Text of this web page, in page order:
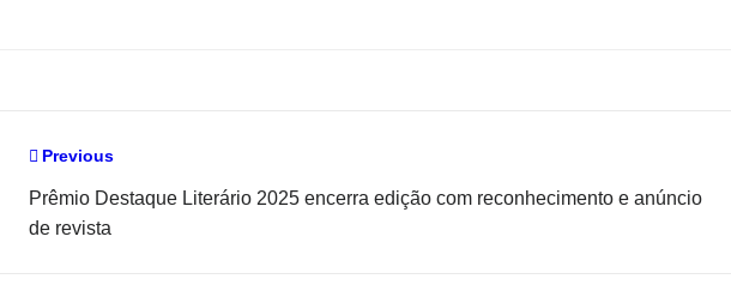
Navegação
de
Post
Previous
Prêmio Destaque Literário 2025 encerra edição com reconhecimento e anúncio
de revista